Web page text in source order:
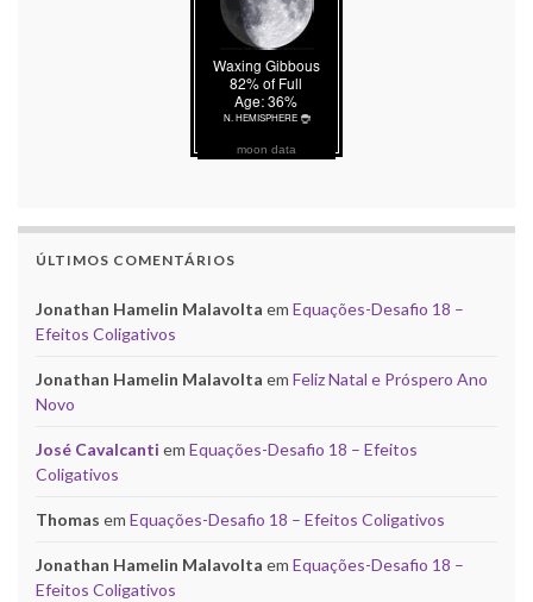
moon data
ÚLTIMOS COMENTÁRIOS
Jonathan Hamelin Malavolta em Equações-Desafio 18 –
Efeitos Coligativos
Jonathan Hamelin Malavolta em Feliz Natal e Próspero Ano
Novo
José Cavalcanti em Equações-Desafio 18 – Efeitos
Coligativos
Thomas em Equações-Desafio 18 – Efeitos Coligativos
Jonathan Hamelin Malavolta em Equações-Desafio 18 –
Efeitos Coligativos